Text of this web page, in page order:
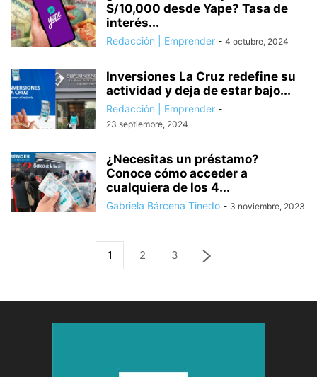
S/10,000 desde Yape? Tasa de
interés...
Redacción | Emprender - 4 octubre, 2024
Inversiones La Cruz redefine su
actividad y deja de estar bajo...
Redacción | Emprender -
23 septiembre, 2024
¿Necesitas un préstamo?
Conoce cómo acceder a
cualquiera de los 4...
Gabriela Bárcena Tinedo - 3 noviembre, 2023
1 2 3